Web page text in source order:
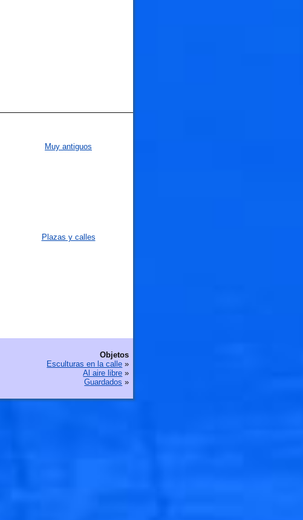
Muy antiguos
Plazas y calles
Objetos
Esculturas en la calle »
Al aire libre »
Guardados »